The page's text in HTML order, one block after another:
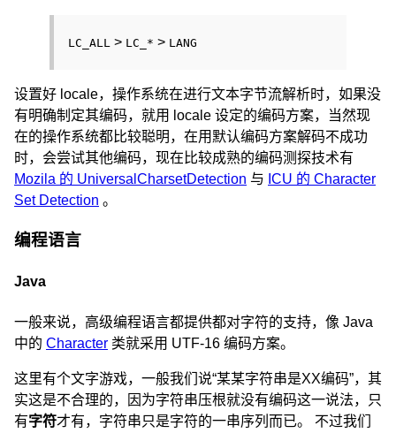
LC_ALL > LC_* > LANG
设置好 locale，操作系统在进行文本字节流解析时，如果没
有明确制定其编码，就用 locale 设定的编码方案，当然现
在的操作系统都比较聪明，在用默认编码方案解码不成功
时，会尝试其他编码，现在比较成熟的编码测探技术有
Mozila 的 UniversalCharsetDetection 与 ICU 的 Character
Set Detection 。
编程语言
Java
一般来说，高级编程语言都提供都对字符的支持，像 Java
中的 Character 类就采用 UTF-16 编码方案。
这里有个文字游戏，一般我们说“某某字符串是XX编码”，其
实这是不合理的，因为字符串压根就没有编码这一说法，只
有字符才有，字符串只是字符的一串序列而已。 不过我们